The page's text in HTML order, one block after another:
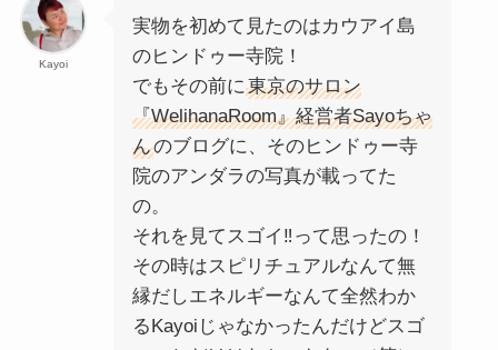
Kayoi
実物を初めて見たのはカウアイ島
のヒンドゥー寺院！
でもその前に 東京のサロン
『WelihanaRoom』経営者Sayoちゃ
んのブログに、そのヒンドゥー寺
院のアンダラの写真が載ってた
の。
それを見てスゴイ‼って思ったの！
その時はスピリチュアルなんて無
縁だしエネルギーなんて全然わか
るKayoiじゃなかったんだけどスゴ